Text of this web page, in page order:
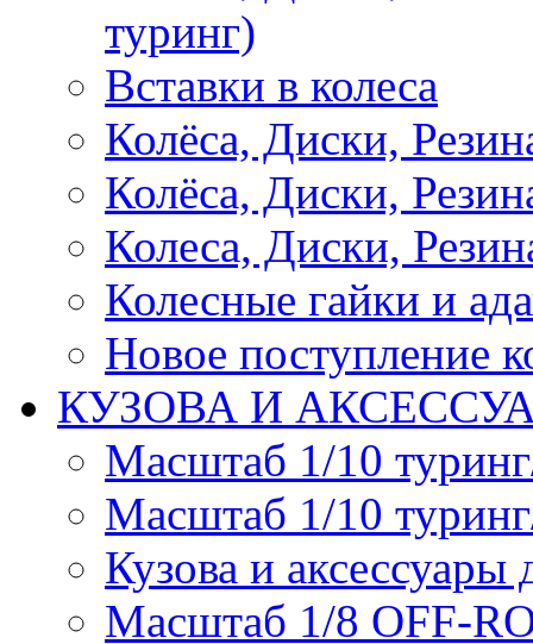
туринг)
Вставки в колеса
Колёса, Диски,
Колёса, Диски,
Колеса, Диски,
Колесные гайки и
Новое поступление
КУЗОВА И
Масштаб 1/10
Масштаб 1/10
Кузова и
Масштаб 1/8 OFF-